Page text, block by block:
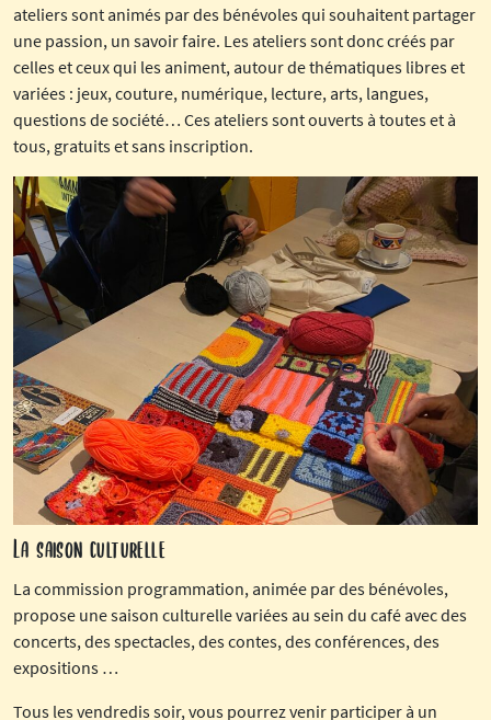
ateliers sont animés par des bénévoles qui souhaitent partager
une passion, un savoir faire. Les ateliers sont donc créés par
celles et ceux qui les animent, autour de thématiques libres et
variées : jeux, couture, numérique, lecture, arts, langues,
questions de société… Ces ateliers sont ouverts à toutes et à
tous, gratuits et sans inscription.
La saison culturelle
La commission programmation, animée par des bénévoles,
propose une saison culturelle variées au sein du café avec des
concerts, des spectacles, des contes, des conférences, des
expositions …
Tous les vendredis soir, vous pourrez venir participer à un